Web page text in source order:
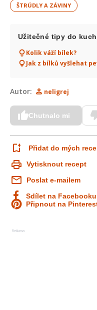
ŠTRÚDLY A ZÁVINY
Užitečné tipy do
Kolik váží bílek?
Jak z bílků vyšlehat
Autor: neligrej
Chutnalo mi
Přidat do mých
Vytisknout recept
Poslat e-mailem
Sdílet na Facebooku
Připnout na
Reklama